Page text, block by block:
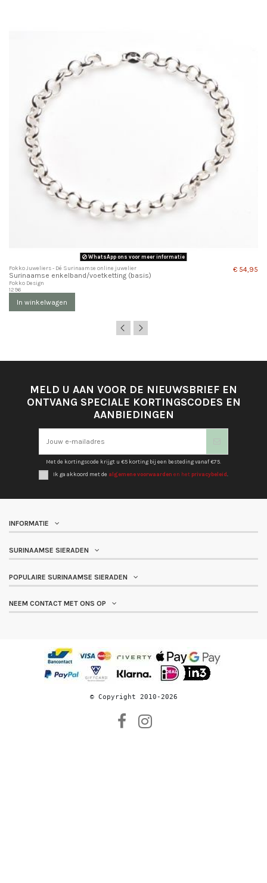
WhatsApp ons voor meer informatie
Fokko Juweliers - Dé Surinaamse online juwelier
Surinaamse enkelband/voetketting (basis)
Fokko Design
1296
€ 54,95
In winkelwagen
MELD U AAN VOOR DE NIEUWSBRIEF EN
ONTVANG SPECIALE KORTINGSCODES EN
AANBIEDINGEN
Met de kortingscode krijgt u €5 korting bij een besteding vanaf €75.
Ik ga akkoord met de algemene voorwaarden en het privacybeleid.
INFORMATIE
SURINAAMSE SIERADEN
POPULAIRE SURINAAMSE SIERADEN
NEEM CONTACT MET ONS OP
© Copyright 2010-2026